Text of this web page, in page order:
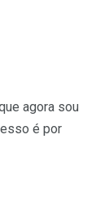
agora sou
é por